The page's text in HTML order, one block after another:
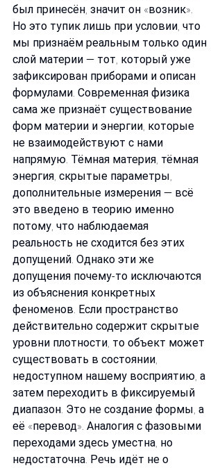
был принесён, значит он «возник».
Но это тупик лишь при условии, что
мы признаём реальным только один
слой материи — тот, который уже
зафиксирован приборами и описан
формулами. Современная физика
сама же признаёт существование
форм материи и энергии, которые
не взаимодействуют с нами
напрямую. Тёмная материя, тёмная
энергия, скрытые параметры,
дополнительные измерения — всё
это введено в теорию именно
потому, что наблюдаемая
реальность не сходится без этих
допущений. Однако эти же
допущения почему-то исключаются
из объяснения конкретных
феноменов. Если пространство
действительно содержит скрытые
уровни плотности, то объект может
существовать в состоянии,
недоступном нашему восприятию, а
затем переходить в фиксируемый
диапазон. Это не создание формы, а
её «перевод». Аналогия с фазовыми
переходами здесь уместна, но
недостаточна. Речь идёт не о